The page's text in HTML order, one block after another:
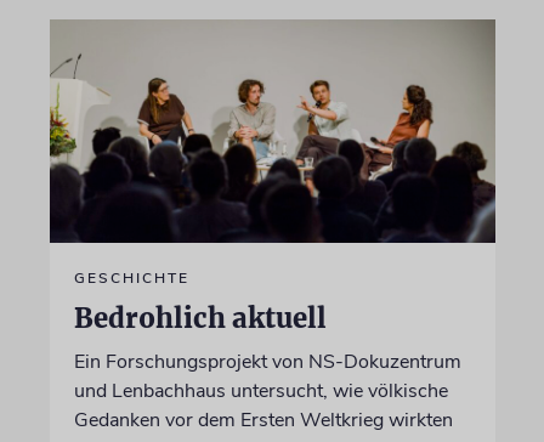
GESCHICHTE
Bedrohlich aktuell
Ein Forschungsprojekt von NS-Dokuzentrum
und Lenbachhaus untersucht, wie völkische
Gedanken vor dem Ersten Weltkrieg wirkten